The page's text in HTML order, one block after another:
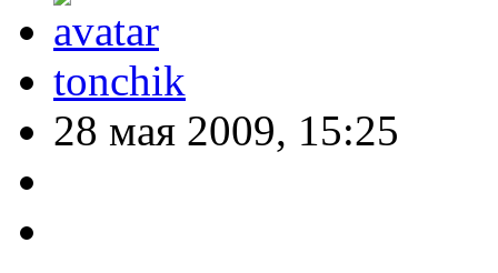
tonchik
28 мая 2009, 15:25